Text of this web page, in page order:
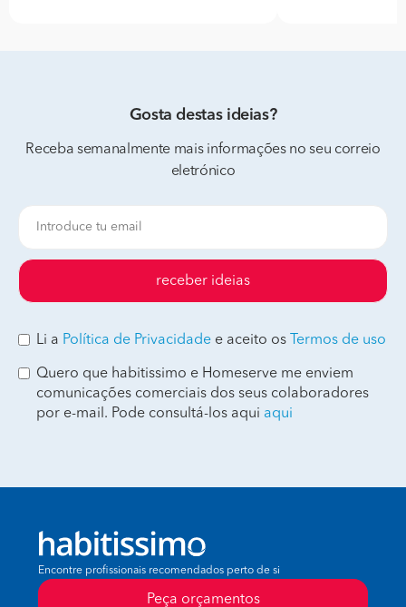
Gosta destas ideias?
Receba semanalmente mais informações no seu correio
eletrónico
receber ideias
Li a Política de Privacidade e aceito os Termos de uso
Quero que habitissimo e Homeserve me enviem
comunicações comerciais dos seus colaboradores
por e-mail. Pode consultá-los aqui aqui
Encontre profissionais recomendados perto de si
Peça orçamentos